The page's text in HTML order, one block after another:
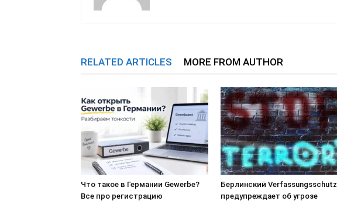
RELATED ARTICLES MORE FROM AUTHOR
Что такое в Германии Gewerbe?
Все про регистрацию
Берлинский Verfassungsschutz
предупреждает об угрозе